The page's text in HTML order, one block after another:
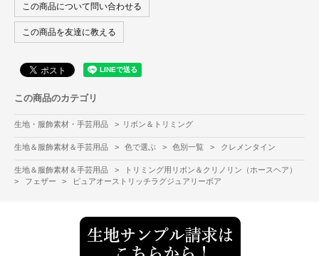
この商品について問い合わせる
この商品を友達に教える
この商品のカテゴリ
生地・服飾素材・手芸用品 > リボン＆トリミング
生地＆服飾素材＆手芸用品 > 色で選ぶ > 色別一覧 > クレメンタイン
生地＆服飾素材＆手芸用品 >
トリミング用リボン＆クリノリン（ホースヘア）
>
フェザー > ピュアオーストリッチラグジュアリーボア